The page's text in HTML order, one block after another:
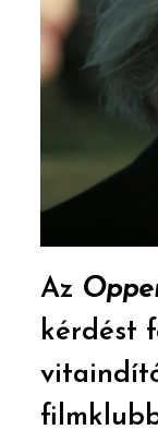
Az
kérdést